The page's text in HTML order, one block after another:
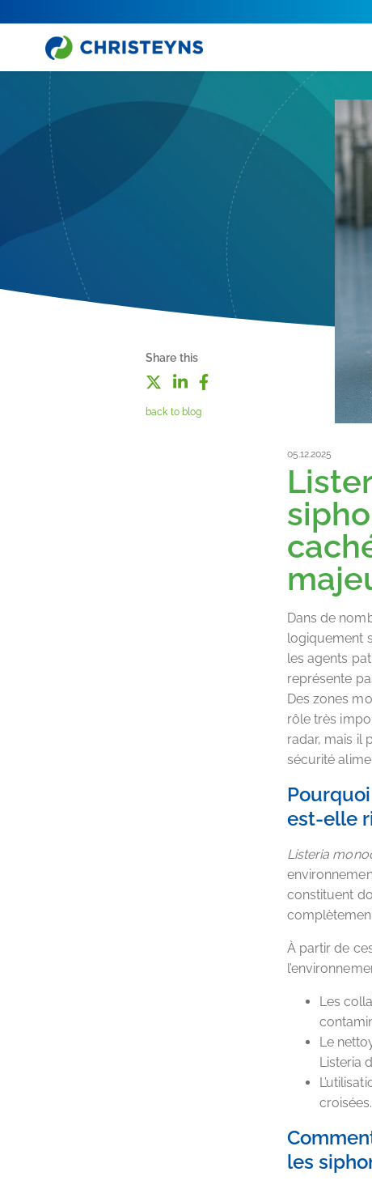
Share this
back to blog
05.12.2025
Dans de
logiquement
les agents
représente
Des zones
rôle très
radar, mais il
sécurité
est-elle
Listeria
constituent
À partir de
Les
Le
Listeria
croisées.
les